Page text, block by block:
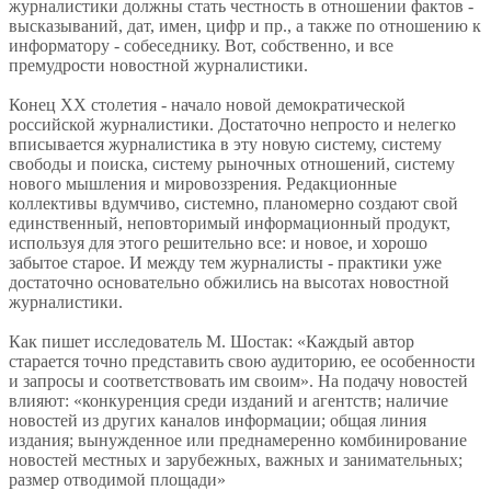
журналистики должны стать честность в отношении фактов -
высказываний, дат, имен, цифр и пр., а также по отношению к
информатору - собеседнику. Вот, собственно, и все
премудрости новостной журналистики.
Конец ХХ столетия - начало новой демократической
российской журналистики. Достаточно непросто и нелегко
вписывается журналистика в эту новую систему, систему
свободы и поиска, систему рыночных отношений, систему
нового мышления и мировоззрения. Редакционные
коллективы вдумчиво, системно, планомерно создают свой
единственный, неповторимый информационный продукт,
используя для этого решительно все: и новое, и хорошо
забытое старое. И между тем журналисты - практики уже
достаточно основательно обжились на высотах новостной
журналистики.
Как пишет исследователь М. Шостак: «Каждый автор
старается точно представить свою аудиторию, ее особенности
и запросы и соответствовать им своим». На подачу новостей
влияют: «конкуренция среди изданий и агентств; наличие
новостей из других каналов информации; общая линия
издания; вынужденное или преднамеренно комбинирование
новостей местных и зарубежных, важных и занимательных;
размер отводимой площади»